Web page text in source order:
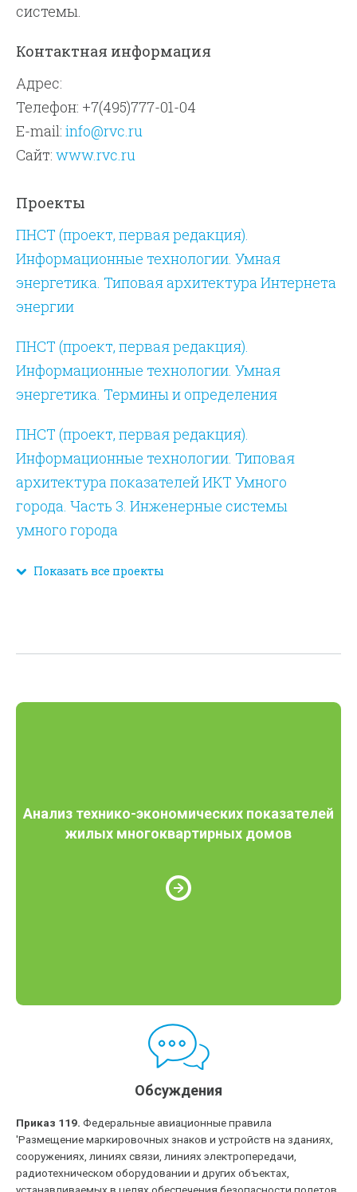
системы.
Контактная информация
Адрес:
Телефон: +7(495)777-01-04
E-mail:info@rvc.ru
Сайт:www.rvc.ru
Проекты
ПНСТ (проект, первая редакция).
Информационные технологии. Умная
энергетика. Типовая архитектура Интернета
энергии
ПНСТ (проект, первая редакция).
Информационные технологии. Умная
энергетика. Термины и определения
ПНСТ (проект, первая редакция).
Информационные технологии. Типовая
архитектура показателей ИКТ Умного
города. Часть 3. Инженерные системы
умного города
Показать все проекты
Анализ технико-экономических показателей
жилых многоквартирных домов
Обсуждения
Приказ 119. Федеральные авиационные правила
'Размещение маркировочных знаков и устройств на зданиях,
сооружениях, линиях связи, линиях электропередачи,
радиотехническом оборудовании и других объектах,